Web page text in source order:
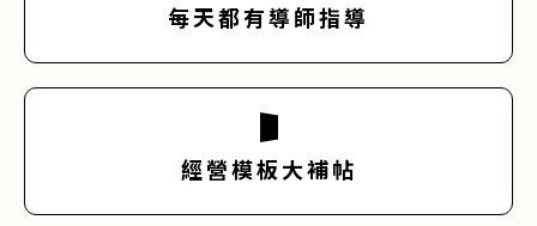
每天都有導師指導
經營模板大補帖